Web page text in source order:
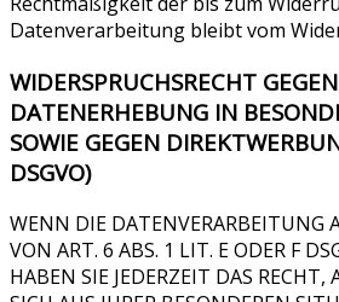
Datenverarbeitung bleibt vom
WIDERSPRUCHSRECHT
DATENERHEBUNG IN
SOWIE GEGEN
DSGVO)
WENN DIE DATENVERARBEITUNG
VON ART. 6 ABS. 1 LIT. E ODER F
HABEN SIE JEDERZEIT DAS RECHT,